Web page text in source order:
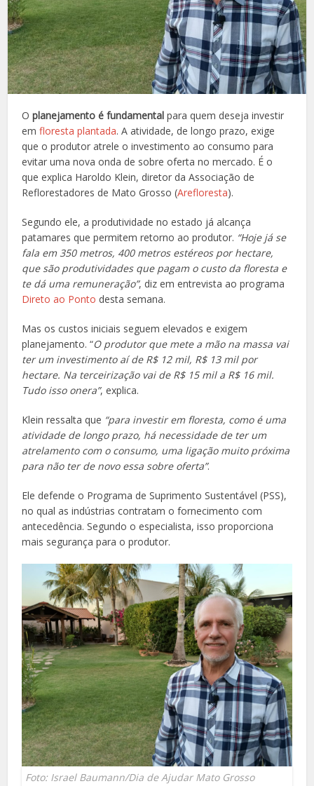
Oplanejamento é fundamental para quem deseja investir
emfloresta plantada. A atividade, de longo prazo, exige
que o produtor atrele o investimento ao consumo para
evitar uma nova onda de sobre oferta no mercado. É o
que explica Haroldo Klein, diretor da Associação de
Reflorestadores de Mato Grosso (Arefloresta).
Segundo ele, a produtividade no estado já alcança
patamares que permitem retorno ao produtor. “Hoje já se
fala em 350 metros, 400 metros estéreos por hectare,
que são produtividades que pagam o custo da floresta e
te dá uma remuneração”, diz em entrevista ao programa
Direto ao Ponto desta semana.
Mas os custos iniciais seguem elevados e exigem
planejamento. “O produtor que mete a mão na massa vai
ter um investimento aí de R$ 12 mil, R$ 13 mil por
hectare. Na terceirização vai de R$ 15 mil a R$ 16 mil.
Tudo isso onera”, explica.
Klein ressalta que “para investir em floresta, como é uma
atividade de longo prazo, há necessidade de ter um
atrelamento com o consumo, uma ligação muito próxima
para não ter de novo essa sobre oferta”.
Ele defende o Programa de Suprimento Sustentável (PSS),
no qual as indústrias contratam o fornecimento com
antecedência. Segundo o especialista, isso proporciona
mais segurança para o produtor.
Foto: Israel Baumann/Dia de Ajudar Mato Grosso